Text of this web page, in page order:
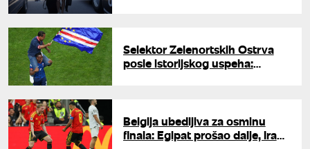
Selektor Zelenortskih Ostrva
posle istorijskog uspeha:
Belgija ubedljiva za osminu
finala: Egipat prošao dalje, Iran